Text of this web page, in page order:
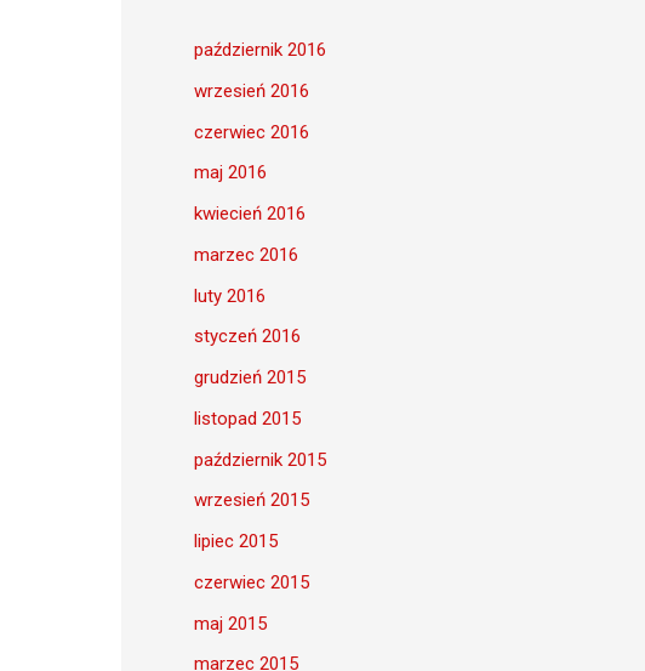
październik 2016
wrzesień 2016
czerwiec 2016
maj 2016
kwiecień 2016
marzec 2016
luty 2016
styczeń 2016
grudzień 2015
listopad 2015
październik 2015
wrzesień 2015
lipiec 2015
czerwiec 2015
maj 2015
marzec 2015